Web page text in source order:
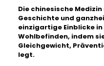
Die chinesische Medizin
Geschichte und
einzigartige Einblicke
Wohlbefinden, indem
Gleichgewicht,
legt.